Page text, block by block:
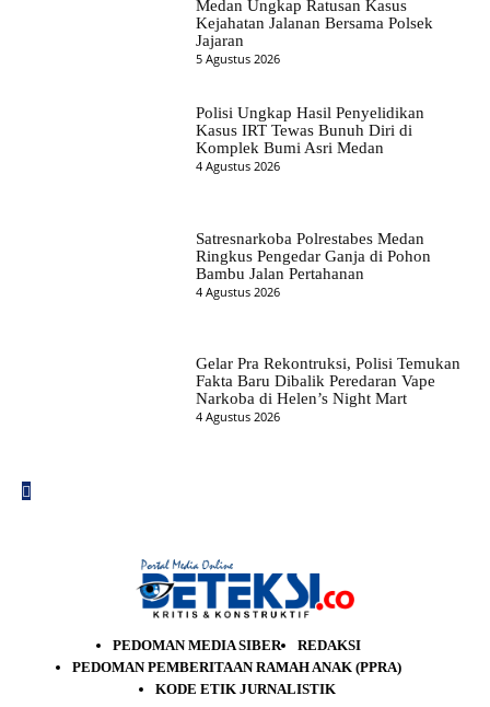
Medan Ungkap Ratusan Kasus
Kejahatan Jalanan Bersama Polsek
Jajaran
5 Agustus 2026
Polisi Ungkap Hasil Penyelidikan
Kasus IRT Tewas Bunuh Diri di
Komplek Bumi Asri Medan
4 Agustus 2026
Satresnarkoba Polrestabes Medan
Ringkus Pengedar Ganja di Pohon
Bambu Jalan Pertahanan
4 Agustus 2026
Gelar Pra Rekontruksi, Polisi Temukan
Fakta Baru Dibalik Peredaran Vape
Narkoba di Helen’s Night Mart
4 Agustus 2026
PEDOMAN MEDIA SIBER
REDAKSI
PEDOMAN PEMBERITAAN RAMAH ANAK (PPRA)
KODE ETIK JURNALISTIK